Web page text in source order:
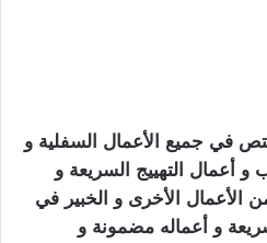
في جميع الأعمال السفلية و
و أعمال التهييج السريعة و
الأعمال الأخرى و الخبير في
و أعماله مضمونة و